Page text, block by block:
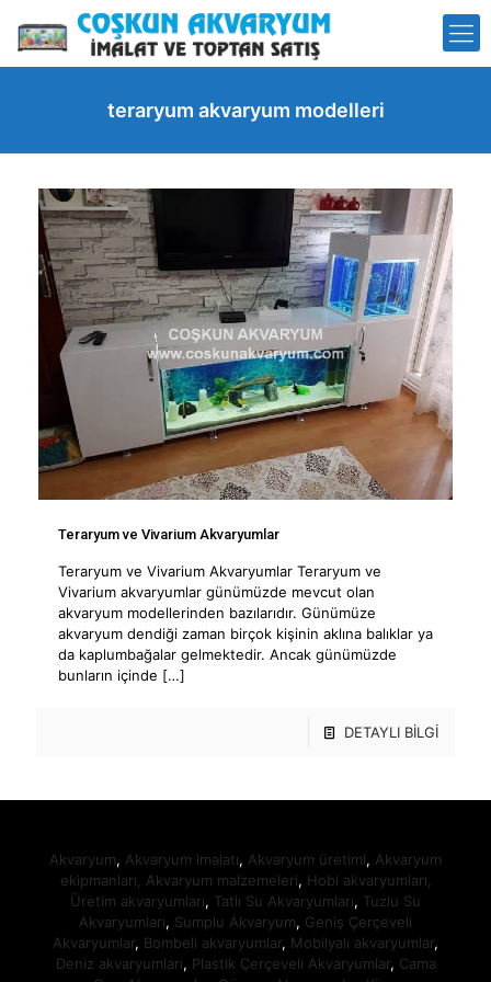
teraryum akvaryum modelleri
Teraryum ve Vivarium Akvaryumlar
Teraryum ve Vivarium Akvaryumlar Teraryum ve
Vivarium akvaryumlar günümüzde mevcut olan
akvaryum modellerinden bazılarıdır. Günümüze
akvaryum dendiği zaman birçok kişinin aklına balıklar ya
da kaplumbağalar gelmektedir. Ancak günümüzde
bunların içinde […]
DETAYLI BİLGİ
Akvaryum, Akvaryum imalatı, Akvaryum üretimi, Akvaryum
ekipmanları,
Akvaryum malzemeleri, Hobi akvaryumları,
Üretim akvaryumları, Tatlı Su Akvaryumları, Tuzlu Su
Akvaryumları, Sumplu Akvaryum, Geniş Çerçeveli
Akvaryumlar, Bombeli akvaryumlar, Mobilyalı akvaryumlar,
Deniz akvaryumları, Plastik Çerçeveli Akvaryumlar, Cama